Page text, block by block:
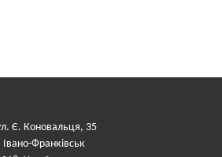
Є. Коновальця, 35
Івано-Франківськ